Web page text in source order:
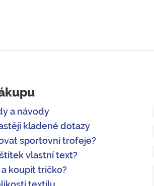
a návody
kladené dotazy
sportovní trofeje?
vlastní text?
koupit tričko?